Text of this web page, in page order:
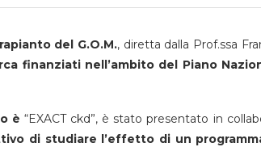
del G.O.M., diretta dalla Prof.ssa
finanziati nell’ambito del Piano
è “EXACT ckd”, è stato presentato in
di studiare l’effetto di un